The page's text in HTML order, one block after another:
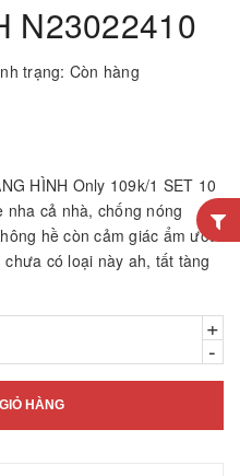
N23022410
trạng: Còn hàng
HÌNH Only 109k/1 SET 10
cả nhà, chống nóng
hề còn cảm giác ẩm ướt
có loại này ah, tất tàng
+
-
HÀNG